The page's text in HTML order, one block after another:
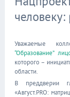
Уважаемые
“Образование”
которого –
области.
В преддверии
«Август.PRO: